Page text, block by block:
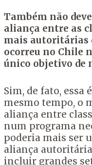
Também não
aliança entre as
mais autoritárias
ocorreu no Chile
único objetivo de
Sim, de fato, essa
mesmo tempo, o
aliança entre
num programa
poderia mais ser
aliança
incluir grandes